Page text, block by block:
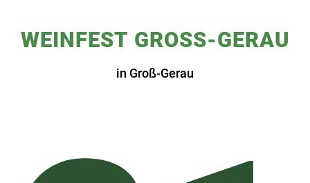
WEINFEST GROSS-GERAU
in Groß-Gerau